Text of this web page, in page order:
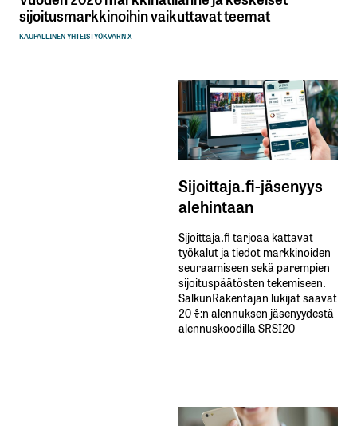
sijoitusmarkkinoihin vaikuttavat teemat
KAUPALLINEN YHTEISTYÖKVARN X
Sijoittaja.fi-jäsenyys
alehintaan
Sijoittaja.fi tarjoaa kattavat
työkalut ja tiedot markkinoiden
seuraamiseen sekä parempien
sijoituspäätösten tekemiseen.
SalkunRakentajan lukijat saavat
20 %:n alennuksen jäsenyydestä
alennuskoodilla SRSI20